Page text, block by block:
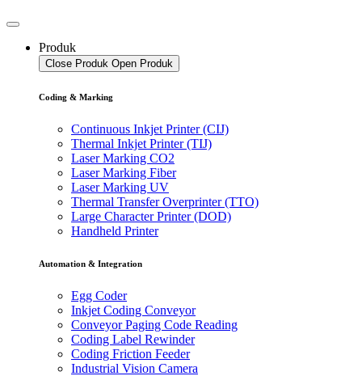
Produk
Close Produk Open Produk
Coding & Marking
Continuous Inkjet Printer (CIJ)
Thermal Inkjet Printer (TIJ)
Laser Marking CO2
Laser Marking Fiber
Laser Marking UV
Thermal Transfer Overprinter (TTO)
Large Character Printer (DOD)
Handheld Printer
Automation & Integration
Egg Coder
Inkjet Coding Conveyor
Conveyor Paging Code Reading
Coding Label Rewinder
Coding Friction Feeder
Industrial Vision Camera